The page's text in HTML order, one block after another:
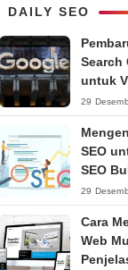
DAILY SEO
Search
untuk
29
SEO
SEO
29
Cara
Web